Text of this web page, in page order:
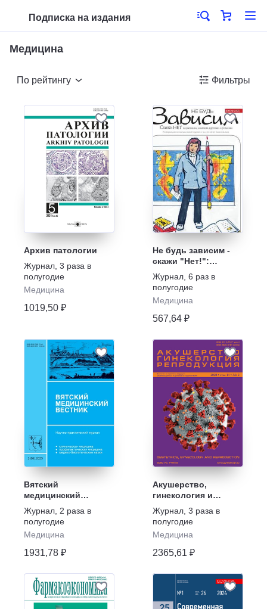
Подписка на издания
Медицина
По рейтингу Фильтры
Архив патологии
Журнал 3 раза в
полугодие
Медицина
1019,50 ₽
Не будь зависим -
скажи "Нет!":
наркотикам,
алкоголю, курению,
игромании
Журнал 6 раз в
полугодие
Медицина
567,64 ₽
Вятский
медицинский
вестник
Журнал 2 раза в
полугодие
Медицина
1931,78 ₽
Акушерство,
гинекология и
репродукция
Журнал 3 раза в
полугодие
Медицина
2365,61 ₽